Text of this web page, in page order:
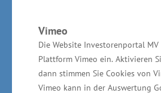
Vimeo
Die Website Investorenportal
Plattform Vimeo ein. Aktivieren
dann stimmen Sie Cookies von
Vimeo kann in der Auswertung
Wirtschaftsstaatssekretär Dr.
Repräsentanten des
Irans zur Nationalen
Gesundheitswirtschaft im